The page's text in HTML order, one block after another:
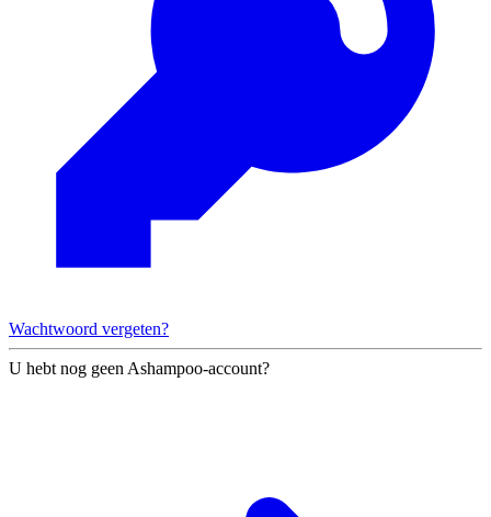
Wachtwoord vergeten?
U hebt nog geen Ashampoo-account?